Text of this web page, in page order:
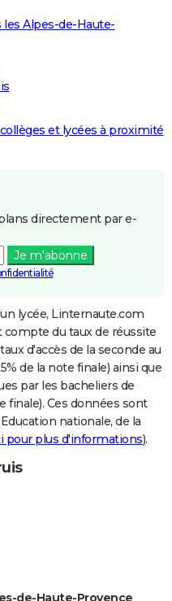
Alpes-de-Haute-
et lycées à proximité
directement par e-
Je m'abonne
lycée, Linternaute.com
du taux de réussite
d'accès de la seconde au
de la note finale) ainsi que
par les bacheliers de
finale). Ces données sont
nationale, de la
pour plus d'informations).
de-Haute-Provence